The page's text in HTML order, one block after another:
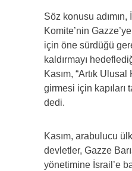
Söz konusu adımın,
Komite’nin
için öne sürdüğü
kaldırmayı
Kasım, “Artık
girmesi için kapıları
dedi.
Kasım, arabulucu
devletler, Gazze
yönetimine İsrail’e